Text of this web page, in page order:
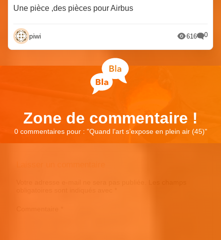
Une pièce ,des pièces pour Airbus
piwi 616 0
Zone de commentaire !
0 commentaires pour : "Quand l’art s’expose en plein air (45)"